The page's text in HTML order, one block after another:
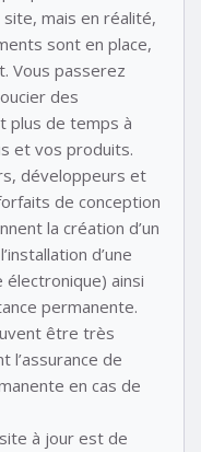
mais en réalité,
sont en place,
Vous passerez
des
plus de temps à
et vos produits.
développeurs et
de conception
la création d’un
d’une
ainsi
permanente.
être très
l’assurance de
en cas de
à jour est de